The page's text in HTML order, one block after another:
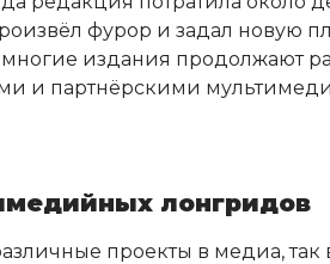
фурор и задал новую
издания продолжают
и партнёрскими
лонгридов
проекты в медиа,